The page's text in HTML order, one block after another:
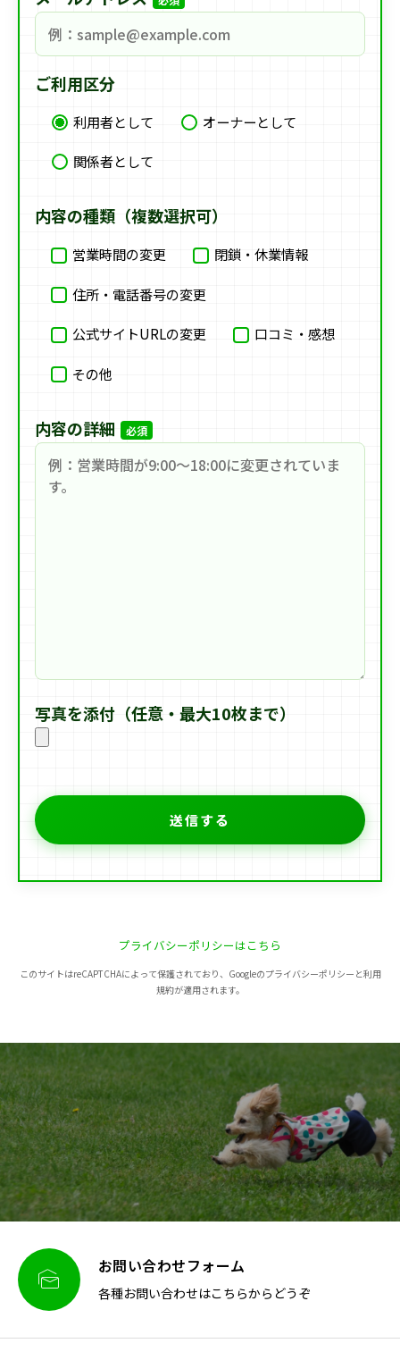
ご利用区分
利用者として
オーナーとして
関係者として
内容の種類（複数選択可）
営業時間の変更 閉鎖・休業情報
住所・電話番号の変更
公式サイトURLの変更 口コミ・感想
その他
内容の詳細 必須
写真を添付（任意・最大10枚まで）
プライバシーポリシーはこちら
このサイトはreCAPTCHAによって保護されており、Googleのプライバシーポリシーと利用
規約が適用されます。
 お問い合わせフォーム
各種お問い合わせはこちらからどうぞ